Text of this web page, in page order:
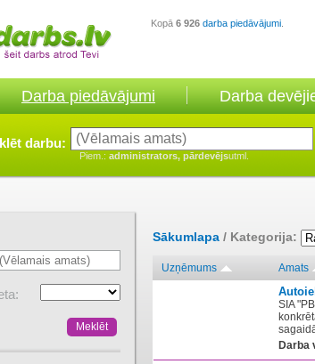
Kopā 6 926 darba piedāvājumi
Darba piedāvājumi Darba
darbu:
Piem.: administrators, pārdevējsutml.
Sākumlapa / Kategorija:
Uzņēmums Amats
SIA
Darba